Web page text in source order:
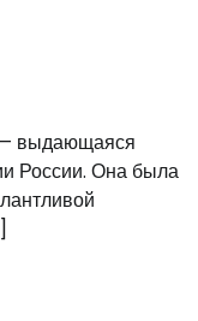
выдающаяся
России. Она была